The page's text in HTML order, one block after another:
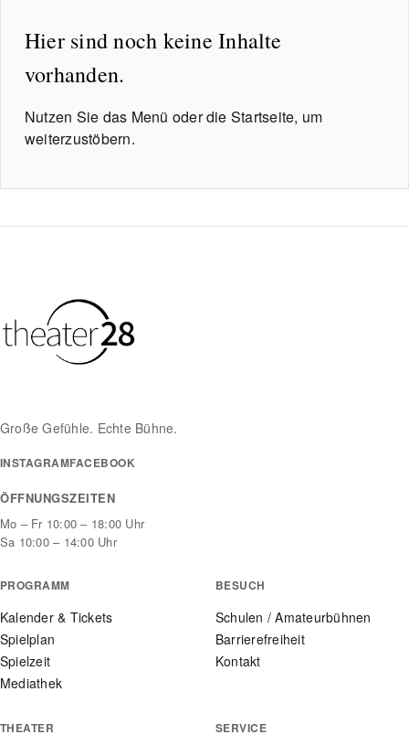
Hier sind noch keine Inhalte
vorhanden.
Nutzen Sie das Menü oder die Startseite, um
weiterzustöbern.
Große Gefühle. Echte Bühne.
INSTAGRAMFACEBOOK
ÖFFNUNGSZEITEN
Mo – Fr 10:00 – 18:00 Uhr
Sa 10:00 – 14:00 Uhr
PROGRAMM
Kalender & Tickets
Spielplan
Spielzeit
Mediathek
BESUCH
Schulen / Amateurbühnen
Barrierefreiheit
Kontakt
THEATER SERVICE